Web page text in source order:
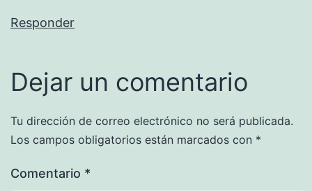
Responder
Dejar un comentario
Tu dirección de correo electrónico no será publicada.
Los campos obligatorios están marcados con *
Comentario *